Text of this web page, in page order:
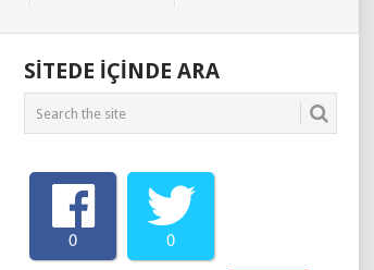
SITEDE IÇINDE ARA
0 0